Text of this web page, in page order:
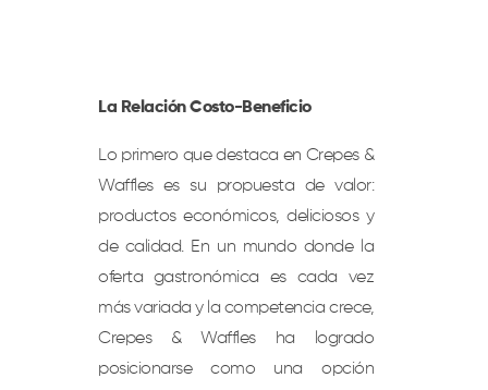
La Relación Costo-Beneficio
Lo primero que destaca en Crepes &
Waffles es su propuesta de valor:
productos económicos, deliciosos y
de calidad. En un mundo donde la
oferta gastronómica es cada vez
más variada y la competencia crece,
Crepes & Waffles ha logrado
posicionarse como una opción